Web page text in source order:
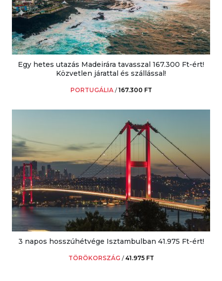
Egy hetes utazás Madeirára tavasszal 167.300 Ft-ért!
Közvetlen járattal és szállással!
PORTUGÁLIA /167.300 FT
3 napos hosszúhétvége Isztambulban 41.975 Ft-ért!
TÖRÖKORSZÁG /41.975 FT